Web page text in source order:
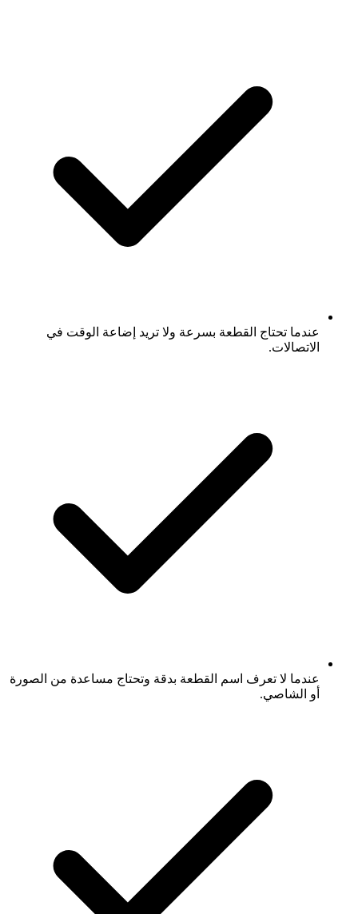
عندما تحتاج القطعة بسرعة ولا تريد إضاعة الوقت في
الاتصالات.
عندما لا تعرف اسم القطعة بدقة وتحتاج مساعدة من الصورة
أو الشاصي.